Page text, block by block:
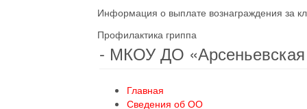
Информация о выплате вознаграждения за
Профилактика гриппа
- МКОУ ДО
Главная
Сведения об ОО